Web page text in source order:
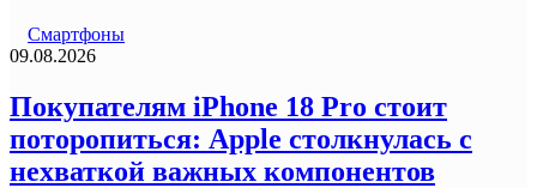
Смартфоны
09.08.2026
Покупателям iPhone 18 Pro стоит
поторопиться: Apple столкнулась с
нехваткой важных компонентов